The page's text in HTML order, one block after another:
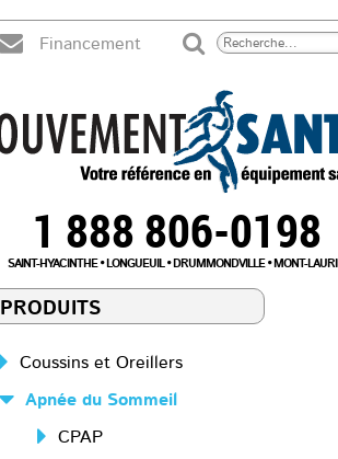
Financement
1 888 806-0198
SAINT-HYACINTHE LONGUEUIL DRUMMONDVILLE MONT-
PRODUITS
Coussins et Oreillers
Apnée du Sommeil
CPAP